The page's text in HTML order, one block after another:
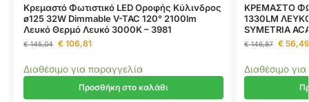
Κρεμαστό Φωτιστικό LED Οροφής Κύλινδρος
ø125 32W Dimmable V-TAC 120° 2100lm
Λευκό Θερμό Λευκό 3000K – 3981
€145,04 €106,81
Διαθέσιμο για παραγγελία
Προσθήκη στο καλάθι
ΚΡΕΜΑΣΤΟ
1330LM
SYMETRIA
€146,87 €56,49
Διαθέσιμο